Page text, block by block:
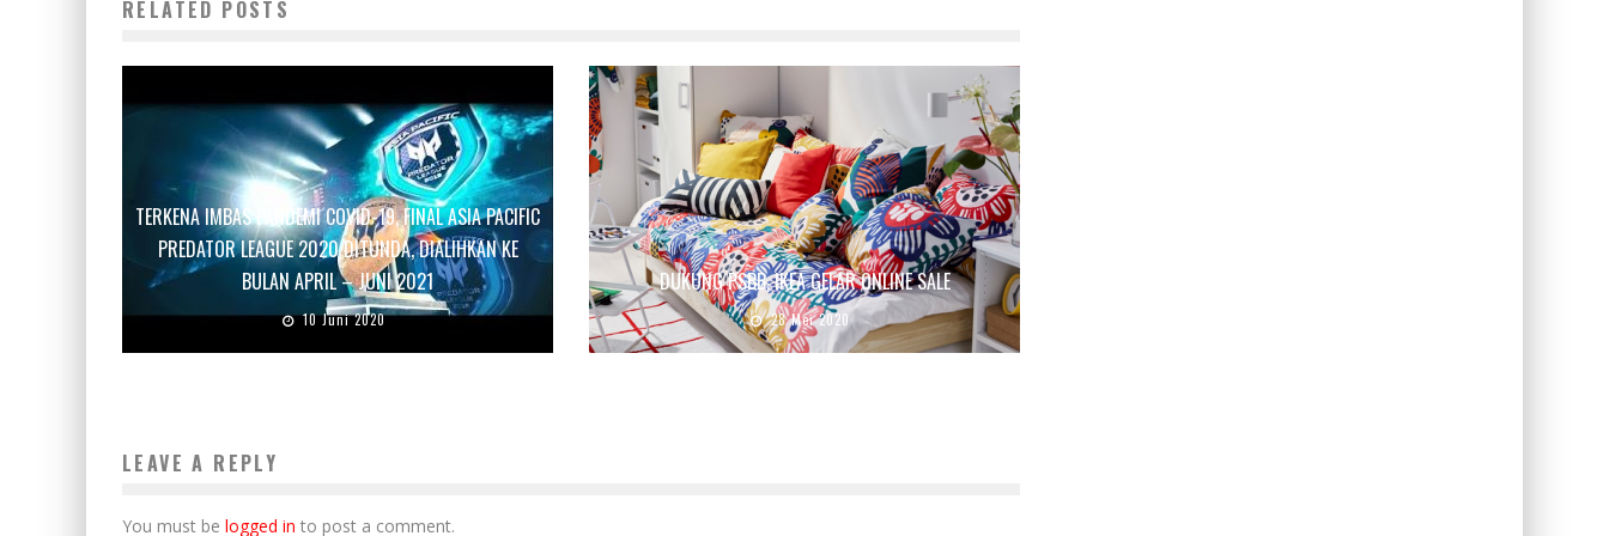
RELATED POSTS
TERKENA IMBAS PANDEMI COVID-19, FINAL ASIA PACIFIC
PREDATOR LEAGUE 2020 DITUNDA, DIALIHKAN KE
BULAN APRIL – JUNI 2021
10 Juni 2020
DUKUNG PSBB, IKEA GELAR ONLINE SALE
28 Mei 2020
LEAVE A REPLY
You must be logged in to post a comment.